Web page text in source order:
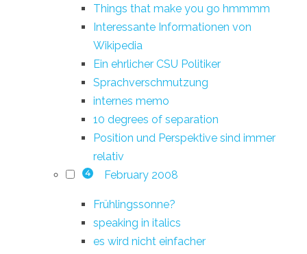
Things that make you go hmmmm
Interessante Informationen von
Wikipedia
Ein ehrlicher CSU Politiker
Sprachverschmutzung
internes memo
10 degrees of separation
Position und Perspektive sind immer
relativ
4 February 2008
Frühlingssonne?
speaking in italics
es wird nicht einfacher